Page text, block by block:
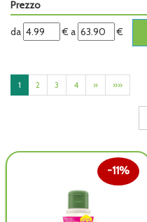
Prezzo
filtra
da
da €
filtra
a
a €
1 2 3 4 » »»
11%